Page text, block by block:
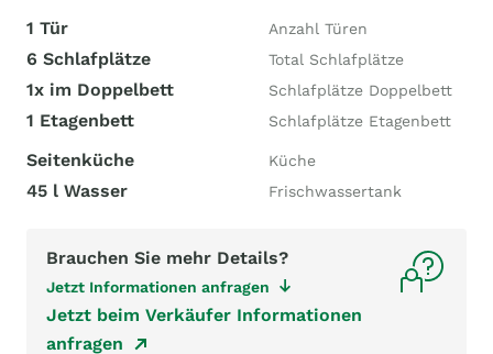
1 Tür Anzahl Türen
6 Schlafplätze Total Schlafplätze
1x im Doppelbett Schlafplätze Doppelbett
1 Etagenbett Schlafplätze Etagenbett
Seitenküche Küche
45 l Wasser Frischwassertank
Brauchen Sie mehr Details?
Jetzt Informationen anfragen
Jetzt beim Verkäufer Informationen
anfragen